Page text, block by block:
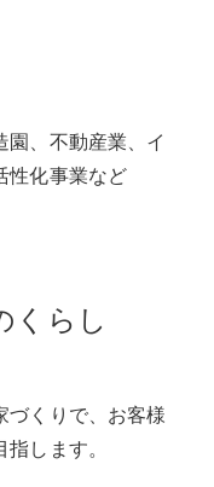
園、不動産業、イ
性化事業など
くらし
づくりで、お客様
します。